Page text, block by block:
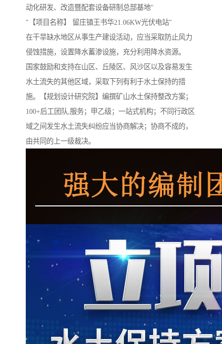
动化研发、改造暨配套设备研制总部基地"
"【项目名称】 留庄镇王书华21.06KW光伏电站"
在干旱缺水地区从事生产建设活动，应当采取防止风力
侵蚀措施，设置降水蓄渗设施，充分利用降水资源。
国家鼓励和支持在山区、丘陵区、风沙区以及容易发生
水土流失的其他区域，采取下列有利于水土保持的措
施。【规划设计研究院】编撰矿山水土保持整改方案；
100+后工团队,服务；甲乙级；一站式机构；不同行政区
域之间发生水土流失纠纷应当协商解决；协商不成的，
由共同的上一级裁决。